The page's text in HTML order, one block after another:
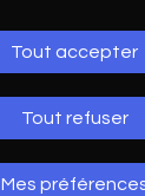
Tout accepter
Tout refuser
Mes